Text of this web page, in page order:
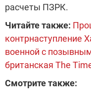
расчеты ПЗРК.
Читайте также:
контрнаступление
военной с
британская The
Смотрите также: